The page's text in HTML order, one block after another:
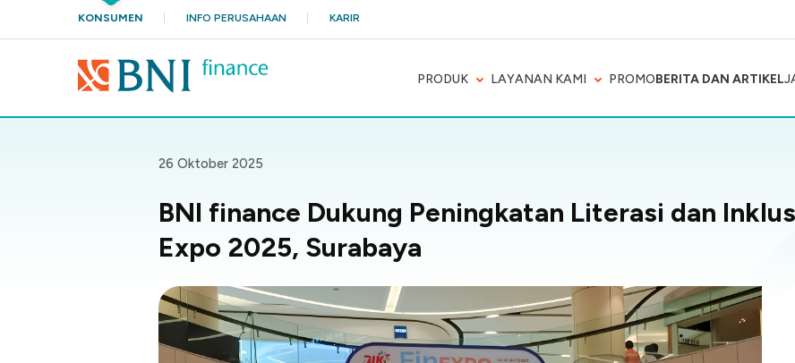
KONSUMEN INFO PERUSAHAAN KARIR
PRODUK LAYANAN KAMI PROMOBERITA DAN ARTIKEL
26 Oktober 2025
BNI finance Dukung Peningkatan Literasi dan
Expo 2025, Surabaya